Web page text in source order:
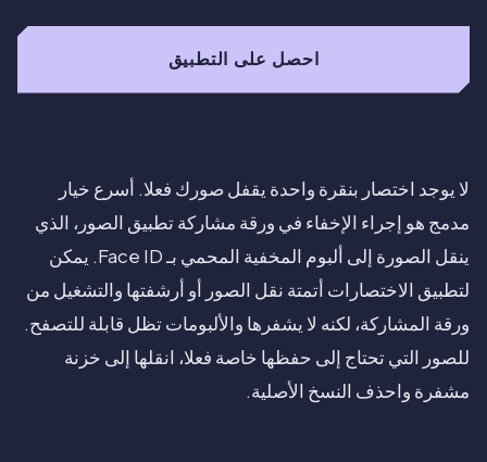
احصل على التطبيق
لا يوجد اختصار بنقرة واحدة يقفل صورك فعلا. أسرع خيار
مدمج هو إجراء الإخفاء في ورقة مشاركة تطبيق الصور، الذي
ينقل الصورة إلى ألبوم المخفية المحمي بـ Face ID. يمكن
لتطبيق الاختصارات أتمتة نقل الصور أو أرشفتها والتشغيل من
ورقة المشاركة، لكنه لا يشفرها والألبومات تظل قابلة للتصفح.
للصور التي تحتاج إلى حفظها خاصة فعلا، انقلها إلى خزنة
مشفرة واحذف النسخ الأصلية.